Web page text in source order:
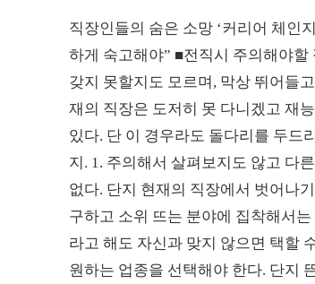
직장인들의 숨은 소망 ‘커리어 체인
하게 숙고해야” ■전직시 주의해야
갖지 못할지도 모르며, 막상 뛰어들
재의 직장은 도저히 못 다니겠고 재
있다. 단 이 경우라도 돌다리를 두드
지. 1. 주의해서 살펴보지도 않고 다
없다. 단지 현재의 직장에서 벗어나
구하고 소위 뜨는 분야에 집착해서
라고 해도 자신과 맞지 않으면 택할
원하는 업종을 선택해야 한다. 단지